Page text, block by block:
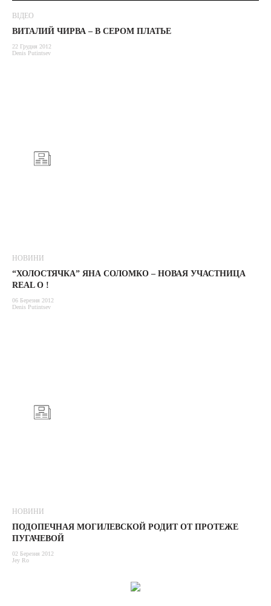
ВІДЕО
ВИТАЛИЙ ЧИРВА – В СЕРОМ ПЛАТЬЕ
22 Грудня 2012
Denis Putintsev
НОВИНИ
“ХОЛОСТЯЧКА” ЯНА СОЛОМКО – НОВАЯ УЧАСТНИЦА
REAL O !
06 Березня 2012
Denis Putintsev
НОВИНИ
ПОДОПЕЧНАЯ МОГИЛЕВСКОЙ РОДИТ ОТ ПРОТЕЖЕ
ПУГАЧЕВОЙ
02 Березня 2012
Jey Ro